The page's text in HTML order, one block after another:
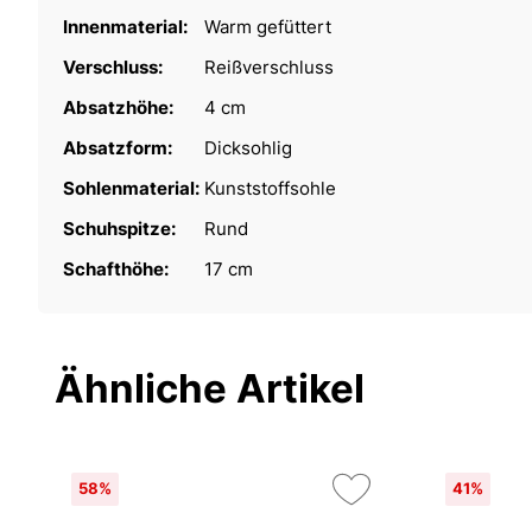
Innenmaterial:
Warm gefüttert
Verschluss:
Reißverschluss
Absatzhöhe:
4 cm
Absatzform:
Dicksohlig
Sohlenmaterial: Kunststoffsohle
Schuhspitze:
Rund
Schafthöhe:
17 cm
Ähnliche Artikel
58% 41%